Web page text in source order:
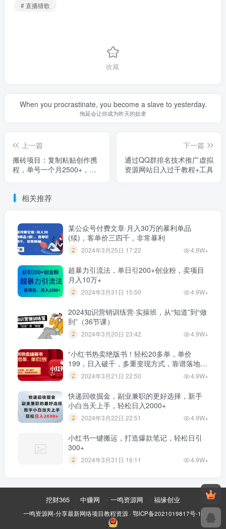
# 直播猜歌
收藏
When you procrastinate, you become a slave to yesterday.
拖延会让你成为昨天的奴隶
上一篇
搬砖项目：复制粘贴创作携
程，单号一个月2500+，可
下一篇
通过QQ群排名技术推广虚拟
资源网站日入过千教程+工具
相关推荐
某公众号付费文章·月入30万的暴利单品
(续)，客单价三四千，非常暴利
2024年3月25日 17:22 4.9W+
超暴力引流法，单日引200+创业粉，卖项目
月入10万+
2024年3月31日 15:50 4.9W+
2024知识营销训练营·实操班，从“知道”到“做
到”（36节课）
2024年3月20日 23:42 4.9W+
“小红书热卖绝版书！轻松20多单，单价
199，日入破千，多重变现方式，靠谱落地项
目！”2024年3月21日 22:50 4.9W+
快递回收掘金，副业兼职的更好选择，新手
小白当天上手，轻松日入2000+
2024年3月22日 22:51 4.9W+
小红书一键搬运，打造爆款笔记，轻松日引
300+
2024年3月31日 16:11 4.9W+
挖财365 中赚网 一鸣资源网 福缘创业
一鸣资源网-分享最新网络项目教程资源 · 鄂ICP备2021019817号-1 ·